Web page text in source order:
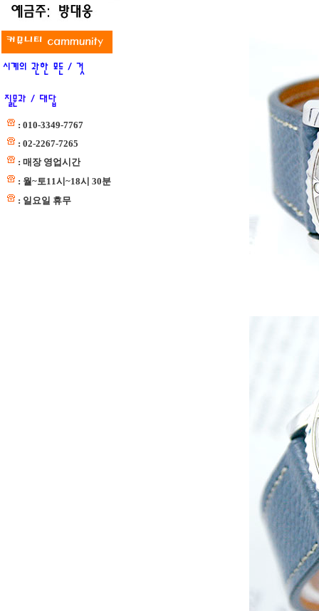
: 010-3349-7767
: 02-2267-7265
: 매장 영업시간
: 월~토11시~18시 30분
: 일요일 휴무